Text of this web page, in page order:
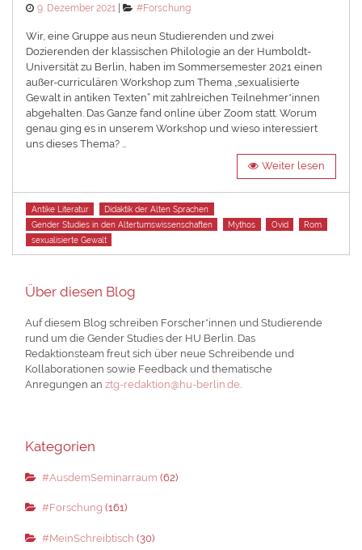
Posted
9. Dezember 2021 Categories
#Forschung
Wir, eine Gruppe aus neun Studierenden und zwei
Dozierenden der klassischen Philologie an der Humboldt-
Universität zu Berlin, haben im Sommersemester 2021 einen
außer-curriculären Workshop zum Thema „sexualisierte
Gewalt in antiken Texten“ mit zahlreichen Teilnehmer*innen
abgehalten. Das Ganze fand online über Zoom statt. Worum
genau ging es in unserem Workshop und wieso interessiert
uns dieses Thema? …
Weiter lesen
Tags
Antike Literatur
Didaktik der Alten Sprachen
Gender Studies in den Altertumswissenschaften
Mythos Ovid
Rom
sexualisierte Gewalt
Über diesen Blog
Auf diesem Blog schreiben Forscher*innen und Studierende
rund um die Gender Studies der HU Berlin. Das
Redaktionsteam freut sich über neue Schreibende und
Kollaborationen sowie Feedback und thematische
Anregungen anztg-redaktion@hu-berlin.de
Kategorien
#AusdemSeminarraum (62)
#Forschung (161)
#MeinSchreibtisch (30)